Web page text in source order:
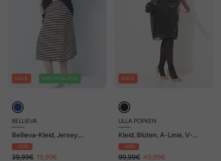
SALE NACHHALTIG
BELLIEVA
Bellieva-Kleid, Jersey,
oversized, doppellagig,
Halbarm, Biobaumwolle,
GOTS
- 50%
39,99€ 19,99€
SALE
ULLA POPKEN
Kleid, Blüten, A-Linie, V-
Ausschnitt, Cup-Halbarm
- 50%
99,99€ 49,99€